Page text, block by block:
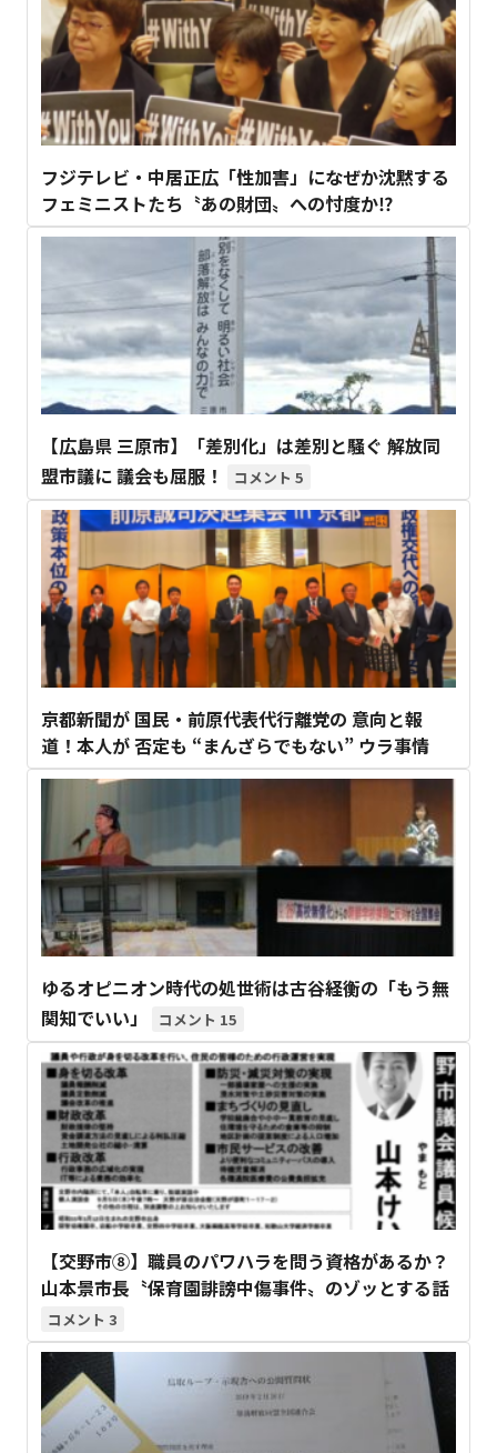
フジテレビ・中居正広「性加害」になぜか沈黙する
フェミニストたち〝あの財団〟への忖度か⁉
【広島県 三原市】「差別化」は差別と騒ぐ 解放同
盟市議に 議会も屈服！
5
京都新聞が 国民・前原代表代行離党の 意向と報
道！本人が 否定も “まんざらでもない” ウラ事情
ゆるオピニオン時代の処世術は古谷経衡の「もう無
関知でいい」
15
【交野市⑧】職員のパワハラを問う資格があるか？
山本景市長〝保育園誹謗中傷事件〟のゾッとする話
3